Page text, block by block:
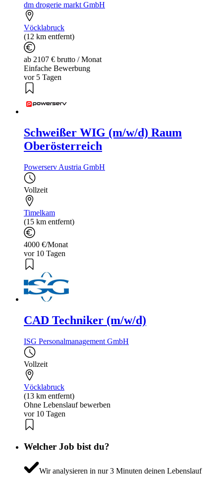
dm drogerie markt GmbH
Vöcklabruck
(12 km entfernt)
ab 2107 € brutto / Monat
Einfache Bewerbung
vor 5 Tagen
Schweißer WIG (m/w/d) Raum
Oberösterreich
Powerserv Austria GmbH
Vollzeit
Timelkam
(15 km entfernt)
4000 €/Monat
vor 10 Tagen
CAD Techniker (m/w/d)
ISG Personalmanagement GmbH
Vollzeit
Vöcklabruck
(13 km entfernt)
Ohne Lebenslauf bewerben
vor 10 Tagen
Welcher Job bist du?
Wir analysieren in nur 3 Minuten deinen Lebenslauf